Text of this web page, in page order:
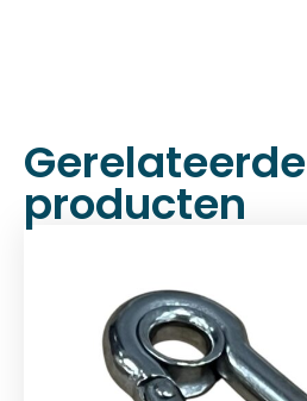
Gerelateerde
producten